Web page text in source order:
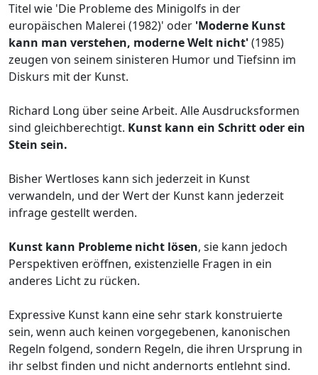
Titel wie 'Die Probleme des Minigolfs in der
europäischen Malerei (1982)' oder 'Moderne Kunst
kann man verstehen, moderne Welt nicht'(1985)
zeugen von seinem sinisteren Humor und Tiefsinn im
Diskurs mit der Kunst.
Richard Long über seine Arbeit. Alle Ausdrucksformen
sind gleichberechtigt. Kunst kann ein Schritt oder ein
Stein sein.
Bisher Wertloses kann sich jederzeit in Kunst
verwandeln, und der Wert der Kunst kann jederzeit
infrage gestellt werden.
Kunst kann Probleme nicht lösen, sie kann jedoch
Perspektiven eröffnen, existenzielle Fragen in ein
anderes Licht zu rücken.
Expressive Kunst kann eine sehr stark konstruierte
sein, wenn auch keinen vorgegebenen, kanonischen
Regeln folgend, sondern Regeln, die ihren Ursprung in
ihr selbst finden und nicht andernorts entlehnt sind.